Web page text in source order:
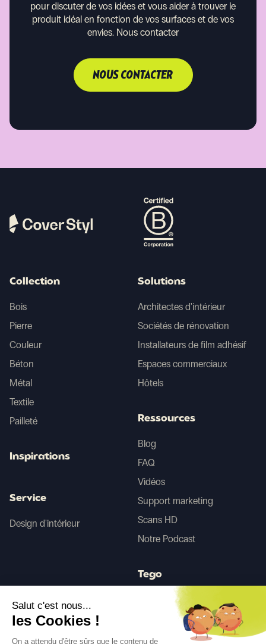
pour discuter de vos idées et vous aider à trouver le
produit idéal en fonction de vos surfaces et de vos
envies. Nous contacter
NOUS CONTACTER
Collection
Bois
Pierre
Couleur
Béton
Métal
Textile
Pailleté
Inspirations
Service
Design d'intérieur
Solutions
Architectes d'intérieur
Sociétés de rénovation
Installateurs de film adhésif
Espaces commerciaux
Hôtels
Ressources
Blog
FAQ
Vidéos
Support marketing
Scans HD
Notre Podcast
Tego
Avant/Après IA
Salut c'est nous...
les Cookies !
On a attendu d'être sûrs que le contenu de